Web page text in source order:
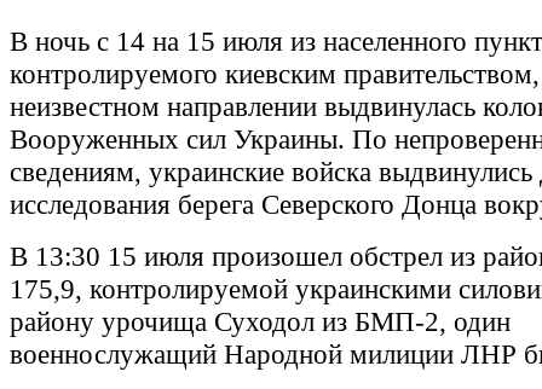
В ночь с 14 на 15 июля из населенного
контролируемого киевским
неизвестном направлении выдвинулась
Вооруженных сил Украины. По
сведениям, украинские войска выдвинулись
исследования берега Северского Донца
В 13:30 15 июля произошел обстрел из
175,9, контролируемой украинскими
району урочища Суходол из БМП-2, один
военнослужащий Народной милиции ЛНР